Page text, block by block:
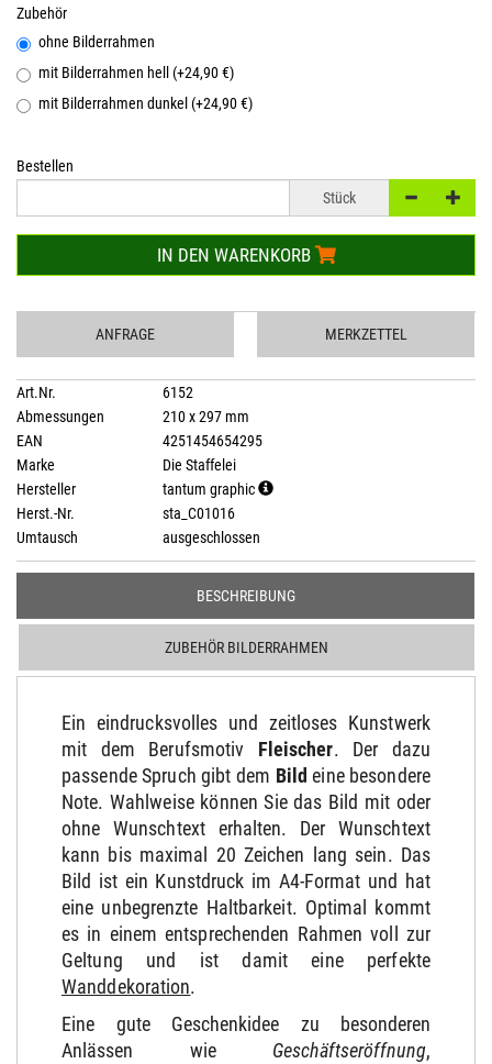
Zubehör
ohne Bilderrahmen
mit Bilderrahmen hell (+24,90 €)
mit Bilderrahmen dunkel (+24,90 €)
Bestellen
Stück
IN DEN WARENKORB
ANFRAGE MERKZETTEL
Art.Nr.
6152
Abmessungen
210 x 297 mm
EAN
4251454654295
Marke
Die Staffelei
Hersteller
tantum graphic
Herst.-Nr.
sta_C01016
Umtausch
ausgeschlossen
BESCHREIBUNG
ZUBEHÖR BILDERRAHMEN
Ein eindrucksvolles und zeitloses Kunstwerk
mit dem Berufsmotiv Fleischer. Der dazu
passende Spruch gibt dem Bild eine besondere
Note. Wahlweise können Sie das Bild mit oder
ohne Wunschtext erhalten. Der Wunschtext
kann bis maximal 20 Zeichen lang sein. Das
Bild ist ein Kunstdruck im A4-Format und hat
eine unbegrenzte Haltbarkeit. Optimal kommt
es in einem entsprechenden Rahmen voll zur
Geltung und ist damit eine perfekte
Wanddekoration.
Eine gute Geschenkidee zu besonderen
Anlässen wie Geschäftseröffnung,